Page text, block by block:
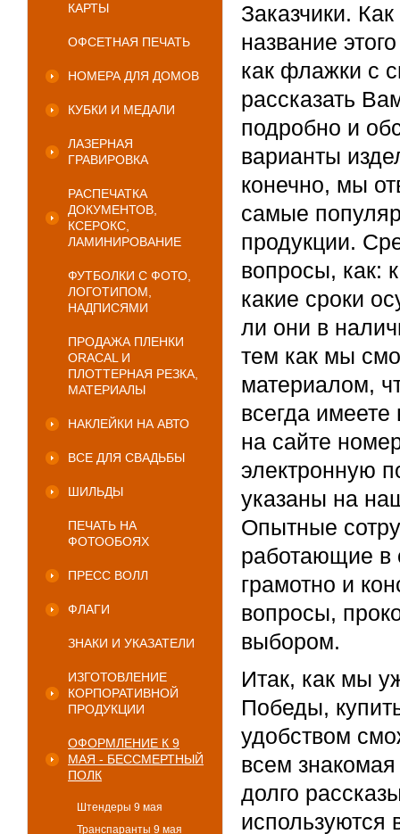
КАРТЫ
ОФСЕТНАЯ ПЕЧАТЬ
НОМЕРА ДЛЯ ДОМОВ
КУБКИ И МЕДАЛИ
ЛАЗЕРНАЯ
ГРАВИРОВКА
РАСПЕЧАТКА
ДОКУМЕНТОВ,
КСЕРОКС,
ЛАМИНИРОВАНИЕ
ФУТБОЛКИ С ФОТО,
ЛОГОТИПОМ,
НАДПИСЯМИ
ПРОДАЖА ПЛЕНКИ
ORACAL И
ПЛОТТЕРНАЯ РЕЗКА,
МАТЕРИАЛЫ
НАКЛЕЙКИ НА АВТО
ВСЕ ДЛЯ СВАДЬБЫ
ШИЛЬДЫ
ПЕЧАТЬ НА
ФОТООБОЯХ
ПРЕСС ВОЛЛ
ФЛАГИ
ЗНАКИ И УКАЗАТЕЛИ
ИЗГОТОВЛЕНИЕ
КОРПОРАТИВНОЙ
ПРОДУКЦИИ
ОФОРМЛЕНИЕ К 9
МАЯ - БЕССМЕРТНЫЙ
ПОЛК
Штендеры 9 мая
Транспаранты 9 мая
Заказчики.
название
как флажки с
рассказать
подробно и
варианты
конечно, мы
самые
продукции.
вопросы, как:
какие сроки
ли они в
тем как мы
материалом,
всегда
на сайте
электронную
указаны на
Опытные
работающие в
грамотно и
вопросы,
выбором.
Итак, как мы
Победы,
удобством
всем
долго
используются